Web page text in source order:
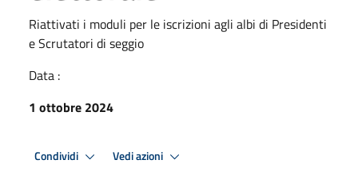
Riattivati i moduli per le iscrizioni agli albi di Presidenti
e Scrutatori di seggio
Data :
1 ottobre 2024
Condividi Vedi azioni